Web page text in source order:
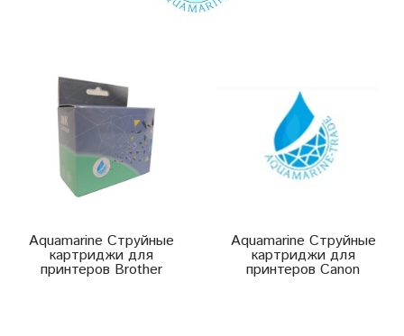
Aquamarine Струйные
картриджи для
принтеров Brother
Aquamarine Струйные
картриджи для
принтеров Canon